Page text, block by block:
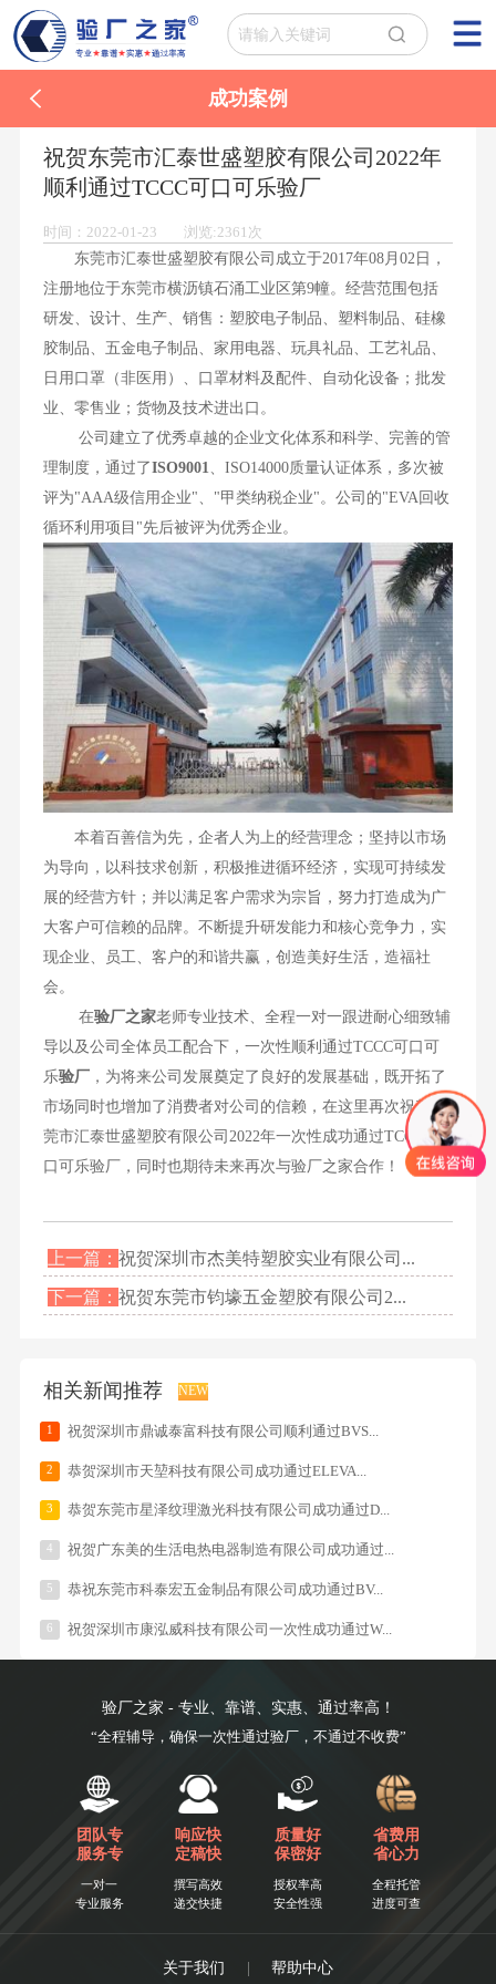
成功案例
祝贺东莞市汇泰世盛塑胶有限公司2022年
顺利通过TCCC可口可乐验厂
时间：2022-01-23 浏览:2361次
东莞市汇泰世盛塑胶有限公司成立于2017年08月02日，
注册地位于东莞市横沥镇石涌工业区第9幢。经营范围包括
研发、设计、生产、销售：塑胶电子制品、塑料制品、硅橡
胶制品、五金电子制品、家用电器、玩具礼品、工艺礼品、
日用口罩（非医用）、口罩材料及配件、自动化设备；批发
业、零售业；货物及技术进出口。
公司建立了优秀卓越的企业文化体系和科学、完善的管
理制度，通过了ISO9001
、ISO14000质量认证体系，多次被
评为"AAA级信用企业"、"甲类纳税企业"。公司的"EVA回收
循环利用项目"先后被评为优秀企业。
本着百善信为先，企者人为上的经营理念；坚持以市场
为导向，以科技求创新，积极推进循环经济，实现可持续发
展的经营方针；并以满足客户需求为宗旨，努力打造成为广
大客户可信赖的品牌。不断提升研发能力和核心竞争力，实
现企业、员工、客户的和谐共赢，创造美好生活，造福社
会。
在验厂之家老师专业技术、全程一对一跟进耐心细致辅
导以及公司全体员工配合下，一次性顺利通过TCCC可口可
乐验厂 ，为将来公司发展奠定了良好的发展基础，既开拓了
市场同时也增加了消费者对公司的信赖，在这里再次祝贺东
莞市汇泰世盛塑胶有限公司2022年一次性成功通过TCCC可
口可乐验厂，同时也期待未来再次与验厂之家合作！
上一篇：祝贺深圳市杰美特塑胶实业有限公司...
下一篇：祝贺东莞市钧壕五金塑胶有限公司2...
相关新闻推荐 NEW
1 祝贺深圳市鼎诚泰富科技有限公司顺利通过BVS...
2 恭贺深圳市天堃科技有限公司成功通过ELEVA...
3 恭贺东莞市星泽纹理激光科技有限公司成功通过D...
4 祝贺广东美的生活电热电器制造有限公司成功通过...
5 恭祝东莞市科泰宏五金制品有限公司成功通过BV...
6 祝贺深圳市康泓威科技有限公司一次性成功通过W...
验厂之家 - 专业、靠谱、实惠、通过率高！
“全程辅导，确保一次性通过验厂，不通过不收费”
团队专
服务专
一对一
专业服务
响应快
定稿快
撰写高效
递交快捷
质量好
保密好
授权率高
安全性强
省费用
省心力
全程托管
进度可查
关于我们 | 帮助中心